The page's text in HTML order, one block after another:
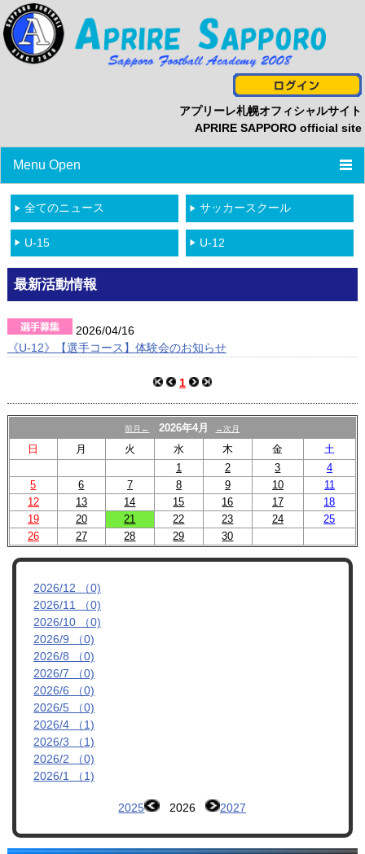
アプリーレ札幌オフィシャルサイト
APRIRE SAPPORO official site
Menu Open
TOP
ニュース
プロフィール
スタッフ/選手一覧
スケジュール
全てのニュース サッカースクール
U-15 U-12
最新活動情報
2026/04/16
《U-12》【選手コース】体験会のお知らせ
1
前月← 2026年4月 →次月
日 月 火 水 木 金
土
1
2 3
4
5
6 7 8 9 10
11
12
13 14 15 16 17
18
19
20 21 22 23 24
25
26
27 28 29 30
2026/12 （0)
2026/11 （0)
2026/10 （0)
2026/9 （0)
2026/8 （0)
2026/7 （0)
2026/6 （0)
2026/5 （0)
2026/4 （1)
2026/3 （1)
2026/2 （0)
2026/1 （1)
2025 2026 2027